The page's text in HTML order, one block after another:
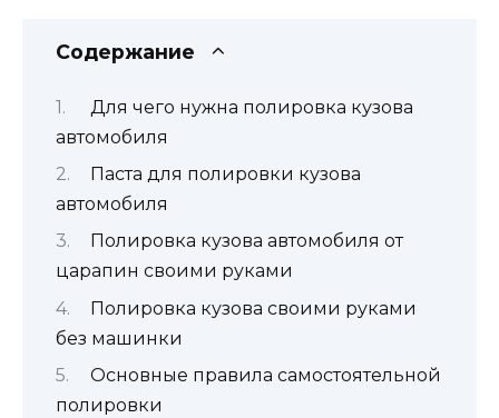
Содержание
Для чего нужна полировка кузова
автомобиля
Паста для полировки кузова
автомобиля
Полировка кузова автомобиля от
царапин своими руками
Полировка кузова своими руками
без машинки
Основные правила самостоятельной
полировки